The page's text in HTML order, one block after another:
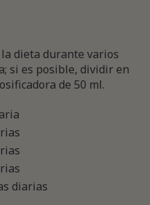
dieta durante varios
si es posible, dividir en
de 50 ml.
diarias